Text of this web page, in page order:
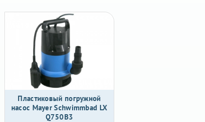
Пластиковый погружной
насос Mayer Schwimmbad LX
Q750B3